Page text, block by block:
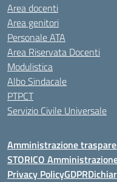
Area docenti
Area genitori
Personale ATA
Area Riservata Docenti
Modulistica
Albo Sindacale
PTPCT
Servizio Civile Universale
Amministrazione
STORICO
Privacy PolicyGDPR